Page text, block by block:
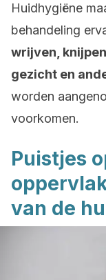
Huidhygiëne
behandeling
wrijven,
gezicht en
worden
voorkomen.
Puistjes
van de